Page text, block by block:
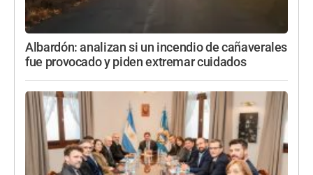
Albardón: analizan si un incendio de cañaverales
fue provocado y piden extremar cuidados